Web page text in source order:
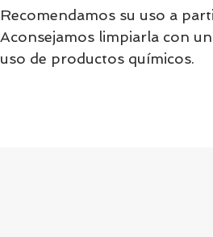
Recomendamos su uso a
Aconsejamos limpiarla con
uso de productos químicos.